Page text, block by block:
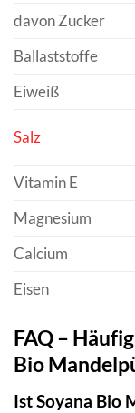
davon Zucker
Ballaststoffe
Eiweiß
Salz
Vitamin E
Magnesium
Calcium
Eisen
FAQ –
Bio
Ist Soyana Bio